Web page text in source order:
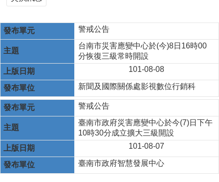
警戒公告
台南市災害應變中心於(今)8日16時00
分恢復三級常時開設
101-08-08
新聞及國際關係處影視數位行銷科
警戒公告
臺南市政府災害應變中心於今(7)日下午
10時30分成立擴大三級開設
101-08-07
臺南市政府智慧發展中心